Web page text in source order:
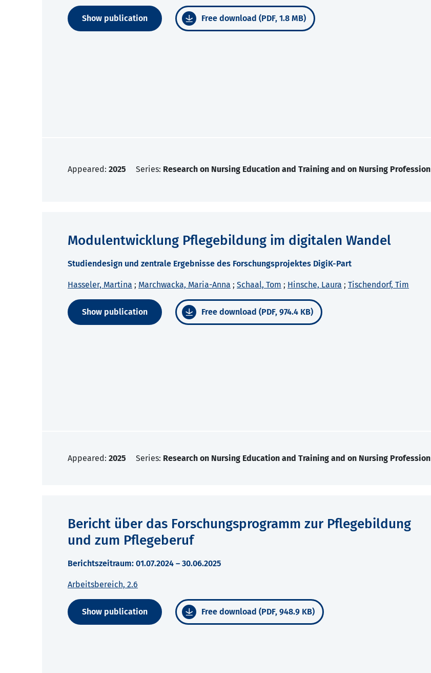
Show publication Free download (PDF, 1.8 MB)
Appeared: 2025 Series: Research on Nursing Education and Training and on Nursing Profession
Modulentwicklung Pflegebildung im digitalen Wandel
Studiendesign und zentrale Ergebnisse des Forschungsprojektes DigiK-Part
Hasseler, Martina ; Marchwacka, Maria-Anna ; Schaal, Tom ; Hinsche, Laura ; Tischendorf, Tim
Show publication Free download (PDF, 974.4 KB)
Appeared: 2025 Series: Research on Nursing Education and Training and on Nursing Profession
Bericht über das Forschungsprogramm zur Pflegebildung
und zum Pflegeberuf
Berichtszeitraum: 01.07.2024 – 30.06.2025
Arbeitsbereich, 2.6
Show publication Free download (PDF, 948.9 KB)